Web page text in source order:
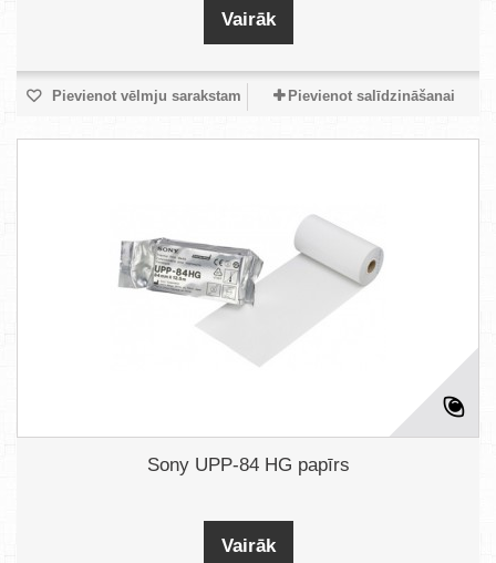
Vairāk
Pievienot vēlmju sarakstam Pievienot salīdzināšanai
Sony UPP-84 HG papīrs
Vairāk